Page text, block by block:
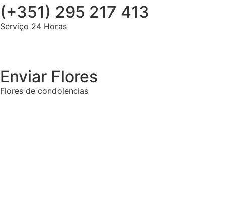
(+351) 295 217 413
Serviço 24 Horas
Enviar Flores
Flores de condolencias